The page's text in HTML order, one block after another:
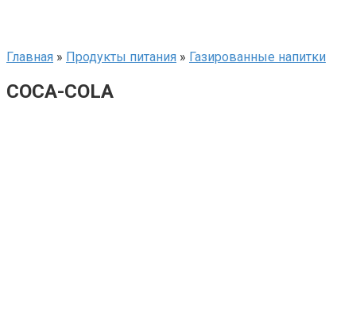
Главная » Продукты питания » Газированные напитки
COCA-COLA